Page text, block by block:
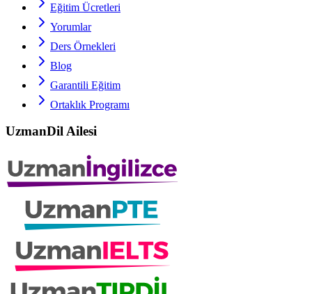
Eğitim Ücretleri
Yorumlar
Ders Örnekleri
Blog
Garantili Eğitim
Ortaklık Programı
UzmanDil Ailesi